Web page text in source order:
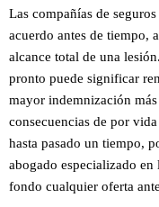
Las compañías de
acuerdo antes de tiempo,
alcance total de una
pronto puede significar
mayor indemnización
consecuencias de por
hasta pasado un tiempo,
abogado especializado en
fondo cualquier oferta